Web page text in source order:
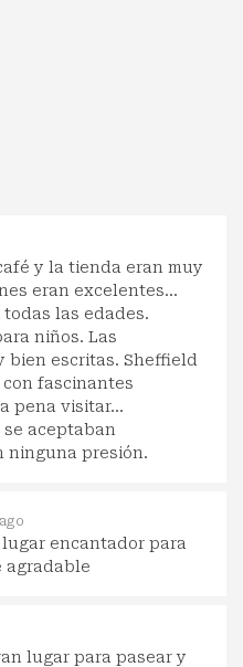
y la tienda eran muy
eran excelentes...
las edades.
niños. Las
bien escritas. Sheffield
fascinantes
pena visitar...
aceptaban
ninguna presión.
lugar encantador para
agradable
lugar para pasear y